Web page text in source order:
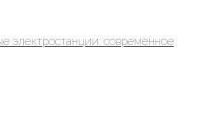
электростанции: современное